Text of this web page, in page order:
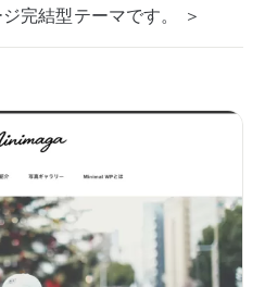
完結型テーマです。 ＞